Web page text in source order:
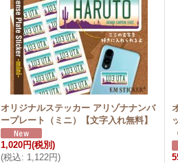
オリジナルステッカー アリゾナナンバ
ープレート（ミニ）【文字入れ無料】
1,020円(税別)
(税込: 1,122円)